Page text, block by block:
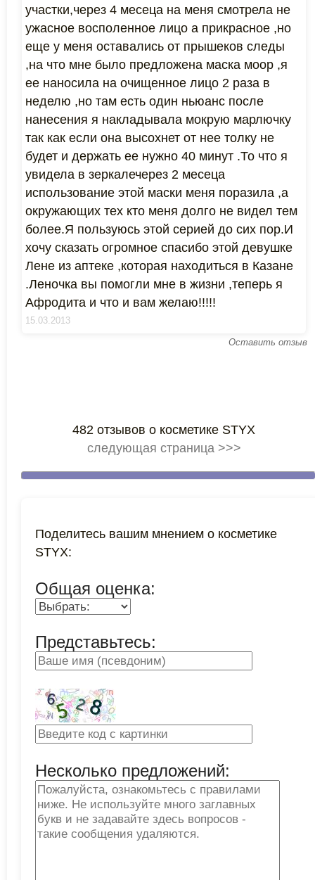
участки,через 4 месеца на меня смотрела не
ужасное восполенное лицо а прикрасное ,но
еще у меня оставались от прышеков следы
,на что мне было предложена маска моор ,я
ее наносила на очищенное лицо 2 раза в
неделю ,но там есть один ньюанс после
нанесения я накладывала мокрую марлючку
так как если она высохнет от нее толку не
будет и держать ее нужно 40 минут .То что я
увидела в зеркалечерез 2 месеца
использование этой маски меня поразила ,а
окружающих тех кто меня долго не видел тем
более.Я пользуюсь этой серией до сих пор.И
хочу сказать огромное спасибо этой девушке
Лене из аптеке ,которая находиться в Казане
.Леночка вы помогли мне в жизни ,теперь я
Афродита и что и вам желаю!!!!!
15.03.2013
Оставить отзыв
482 отзывов о косметике STYX
следующая страница >>>
Поделитесь вашим мнением о косметике
STYX:
Общая оценка:
Представьтесь:
Несколько предложений: